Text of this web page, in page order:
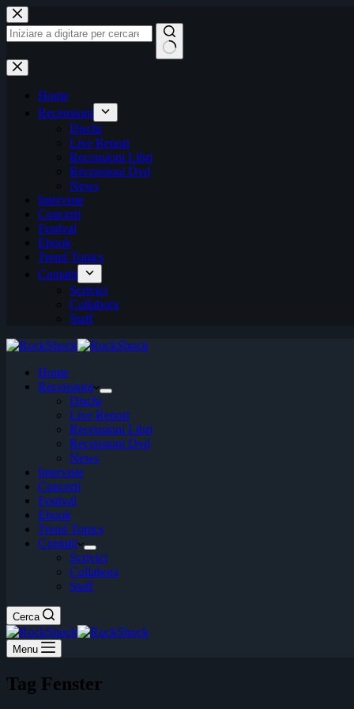
Salta
al
contenuto
Nessun
risultato
Home
Recensioni
Dischi
Live Report
Recensioni Libri
Recensioni Dvd
News
Interviste
Concerti
Festival
Ebook
Trend Topics
Contatti
Scrivici
Collabora
Staff
Home
Recensioni
Dischi
Live Report
Recensioni Libri
Recensioni Dvd
News
Interviste
Concerti
Festival
Ebook
Trend Topics
Contatti
Scrivici
Collabora
Staff
Cerca
Menu
Tag Fenster